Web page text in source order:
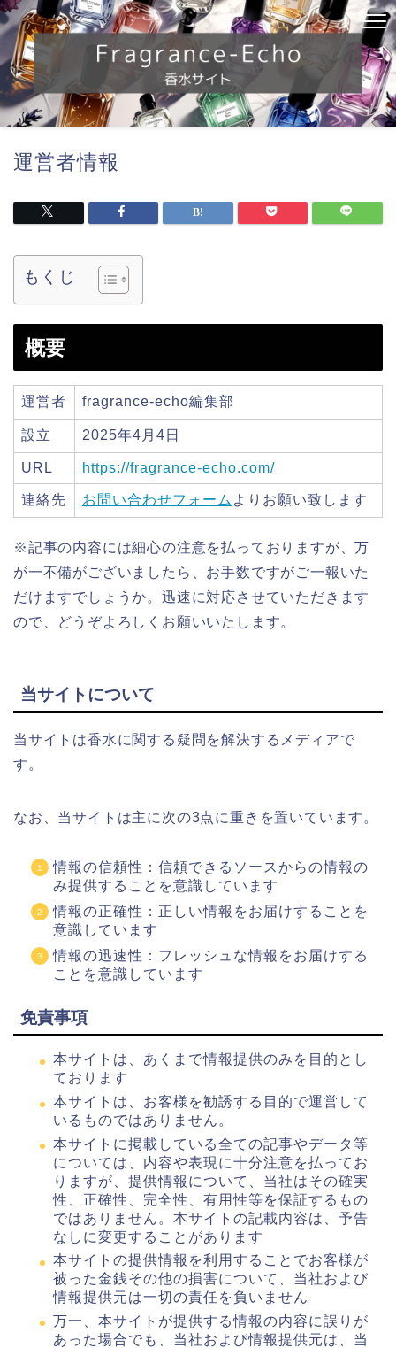
運営者情報
もくじ
概要
運営者 fragrance-echo編集部
設立 2025年4月4日
URL https://fragrance-echo.com/
連絡先 お問い合わせフォーム よりお願い致します
※記事の内容には細心の注意を払っておりますが、万
が一不備がございましたら、お手数ですがご一報いた
だけますでしょうか。迅速に対応させていただきます
ので、どうぞよろしくお願いいたします。
当サイトについて
当サイトは香水に関する疑問を解決するメディアで
す。
なお、当サイトは主に次の3点に重きを置いています。
情報の信頼性：信頼できるソースからの情報の
み提供することを意識しています
情報の正確性：正しい情報をお届けすることを
意識しています
情報の迅速性：フレッシュな情報をお届けする
ことを意識しています
免責事項
本サイトは、あくまで情報提供のみを目的とし
ております
本サイトは、お客様を勧誘する目的で運営して
いるものではありません。
本サイトに掲載している全ての記事やデータ等
については、内容や表現に十分注意を払ってお
りますが、提供情報について、当社はその確実
性、正確性、完全性、有用性等を保証するもの
ではありません。本サイトの記載内容は、予告
なしに変更することがあります
本サイトの提供情報を利用することでお客様が
被った金銭その他の損害について、当社および
情報提供元は一切の責任を負いません
万一、本サイトが提供する情報の内容に誤りが
あった場合でも、当社および情報提供元は、当